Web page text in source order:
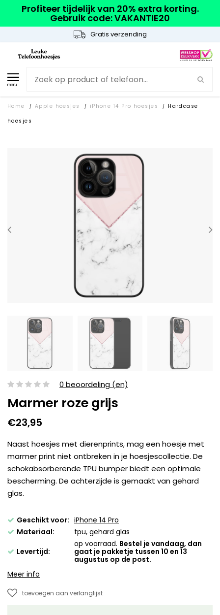
Profiteer tijdelijk van 20% extra korting.
Gebruik code: VAKANTIE20
Gratis verzending
menu
Home / Apple hoesjes / iPhone 14 Pro hoesjes /
Hardcase
hoesjes
0 beoordeling (en)
Marmer roze grijs
€23,95
Naast hoesjes met dierenprints, mag een hoesje met
marmer print niet ontbreken in je hoesjescollectie. De
schokabsorberende TPU bumper biedt een optimale
bescherming. De achterzijde is gemaakt van gehard
glas.
Geschikt voor: iPhone 14 Pro
Materiaal:
tpu, gehard glas
Levertijd:
op voorraad. Bestel je vandaag, dan
gaat je pakketje tussen 10 en 13
augustus op de post.
Meer info
toevoegen aan verlanglijst